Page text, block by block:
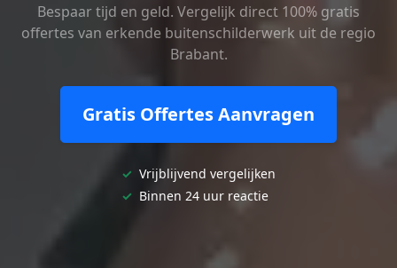
Bespaar tijd en geld. Vergelijk direct 100% gratis
offertes van erkende buitenschilderwerk uit de regio
Brabant.
Gratis Offertes Aanvragen
✓ Vrijblijvend vergelijken
✓ Binnen 24 uur reactie